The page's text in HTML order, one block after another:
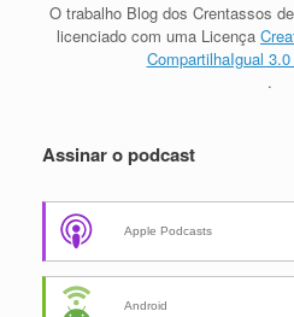
O trabalho Blog dos Crentassos de
licenciado com uma Licença
CompartilhaIgual
.
Assinar o podcast
Apple Podcasts
Android